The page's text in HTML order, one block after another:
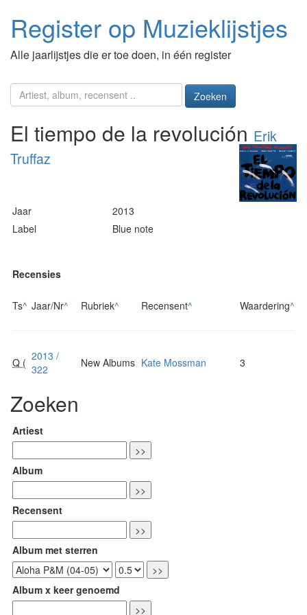
Register op Muzieklijstjes
Alle jaarlijstjes die er toe doen, in één register
Zoeken
El tiempo de la revolución Erik
Truffaz
Jaar
2013
Label
Blue note
Recensies
Ts^ Jaar/Nr^ Rubriek^ Recensent^ Waardering^
Q ( 2013 /
322
New Albums Kate Mossman 3
Zoeken
Artiest
Album
Recensent
Album met sterren
Album x keer genoemd